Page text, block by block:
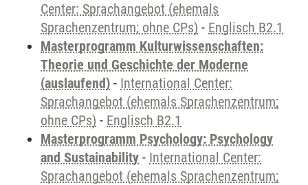
Center: Sprachangebot (ehemals
Sprachenzentrum; ohne CPs) - Englisch B2.1
Masterprogramm Kulturwissenschaften:
Theorie und Geschichte der Moderne
(auslaufend) - International Center:
Sprachangebot (ehemals Sprachenzentrum;
ohne CPs) - Englisch B2.1
Masterprogramm Psychology: Psychology
and Sustainability - International Center:
Sprachangebot (ehemals Sprachenzentrum;